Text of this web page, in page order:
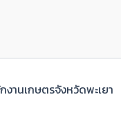
านเกษตรจังหวัดพะเยา